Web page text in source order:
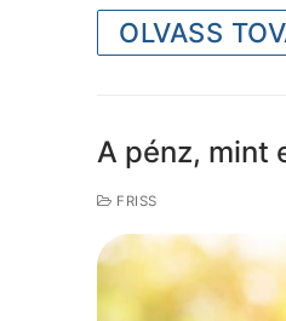
OLVASS
A pénz, mint
FRISS